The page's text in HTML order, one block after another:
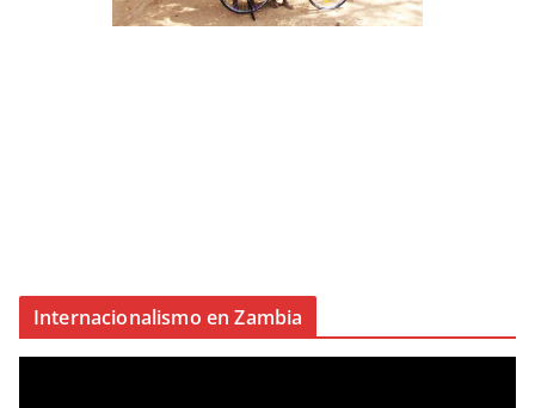
Internacionalismo en Zambia